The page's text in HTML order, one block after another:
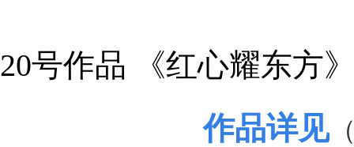
20号作品 《红心耀东方
作品详见